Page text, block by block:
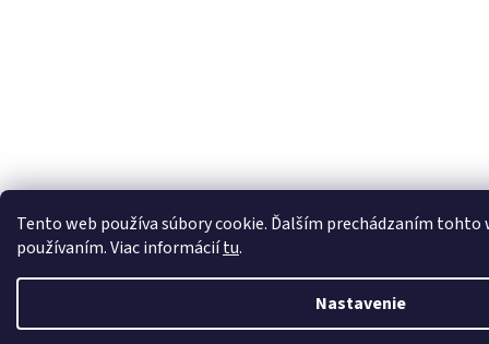
Tento web používa súbory cookie. Ďalším prechádzaním tohto
používaním. Viac informáciítu.
Nastavenie